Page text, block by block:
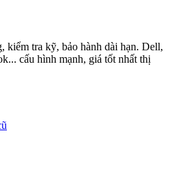
kiểm tra kỹ, bảo hành dài hạn. Dell,
cấu hình mạnh, giá tốt nhất thị